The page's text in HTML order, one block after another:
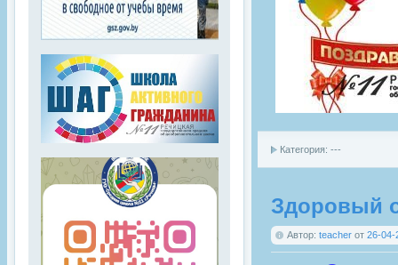
Категория: ---
Здоровый
Автор: teacher от 26-04-